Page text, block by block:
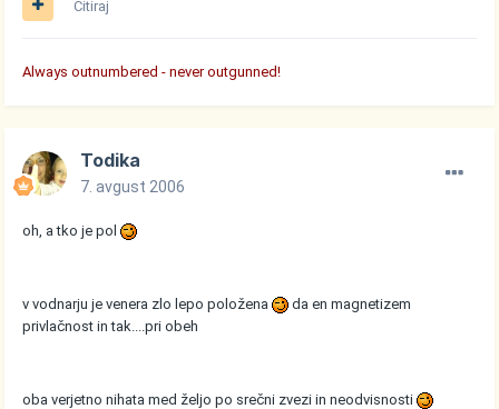
Citiraj
Always outnumbered - never outgunned!
Todika
7. avgust 2006
oh, a tko je pol
v vodnarju je venera zlo lepo položena
da en magnetizem
privlačnost in tak....pri obeh
oba verjetno nihata med željo po srečni zvezi in neodvisnosti